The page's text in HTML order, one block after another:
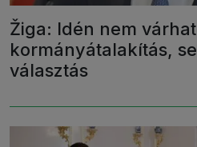
Žiga: Idén nem
kormányátalakítás,
választás